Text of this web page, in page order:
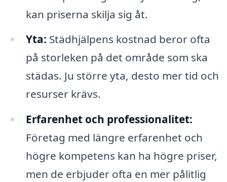
kan priserna skilja sig åt.
Yta: Städhjälpens kostnad beror ofta
på storleken på det område som ska
städas. Ju större yta, desto mer tid och
resurser krävs.
Erfarenhet och professionalitet:
Företag med längre erfarenhet och
högre kompetens kan ha högre priser,
men de erbjuder ofta en mer pålitlig